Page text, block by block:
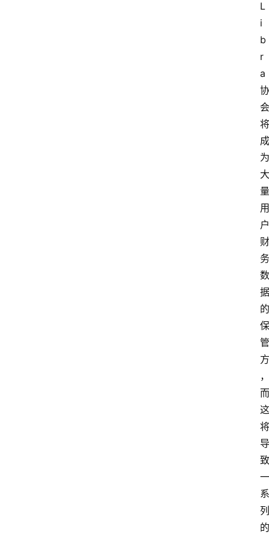
L
i
b
r
a
协
会
将
成
为
大
量
用
户
财
务
数
据
的
保
管
方
，
而
这
将
导
致
一
系
列
的